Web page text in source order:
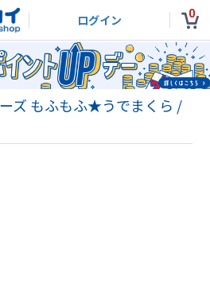
ログイン 0
ズ もふもふ★うでまくら /